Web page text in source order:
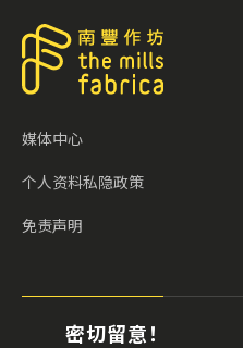
媒体中心
个人资料私隐政策
免责声明
密切留意！